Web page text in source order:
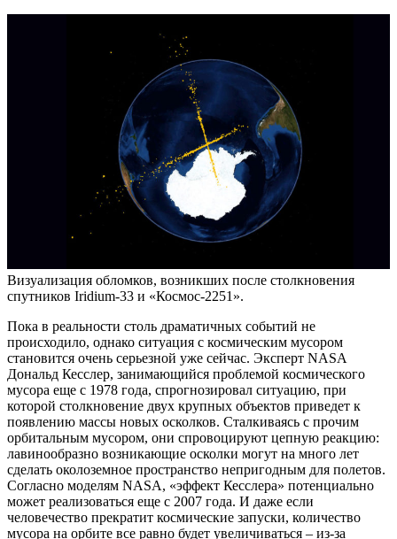
Визуализация обломков, возникших после столкновения
спутников Iridium-33 и «Космос-2251».
Пока в реальности столь драматичных событий не
происходило, однако ситуация с космическим мусором
становится очень серьезной уже сейчас. Эксперт NASA
Дональд Кесслер, занимающийся проблемой космического
мусора еще с 1978 года, спрогнозировал ситуацию, при
которой столкновение двух крупных объектов приведет к
появлению массы новых осколков. Сталкиваясь с прочим
орбитальным мусором, они спровоцируют цепную реакцию:
лавинообразно возникающие осколки могут на много лет
сделать околоземное пространство непригодным для полетов.
Согласно моделям NASA, «эффект Кесслера» потенциально
может реализоваться еще с 2007 года. И даже если
человечество прекратит космические запуски, количество
мусора на орбите все равно будет увеличиваться – из-за